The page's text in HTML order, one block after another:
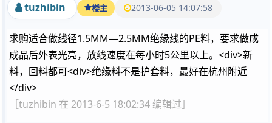
tuzhibin 楼主 2013-06-05 14:07:58
求购适合做线径1.5MM—2.5MM绝缘线的PE料，要求做成
成品后外表光亮，放线速度在每小时5公里以上。<div>新
料，回料都可<div>绝缘料不是护套料，最好在杭州附近
</div>
［tuzhibin 在 2013-6-5 18:02:34 编辑过］